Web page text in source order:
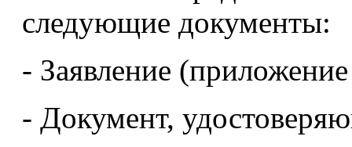
следующие документы:
- Заявление
- Документ,